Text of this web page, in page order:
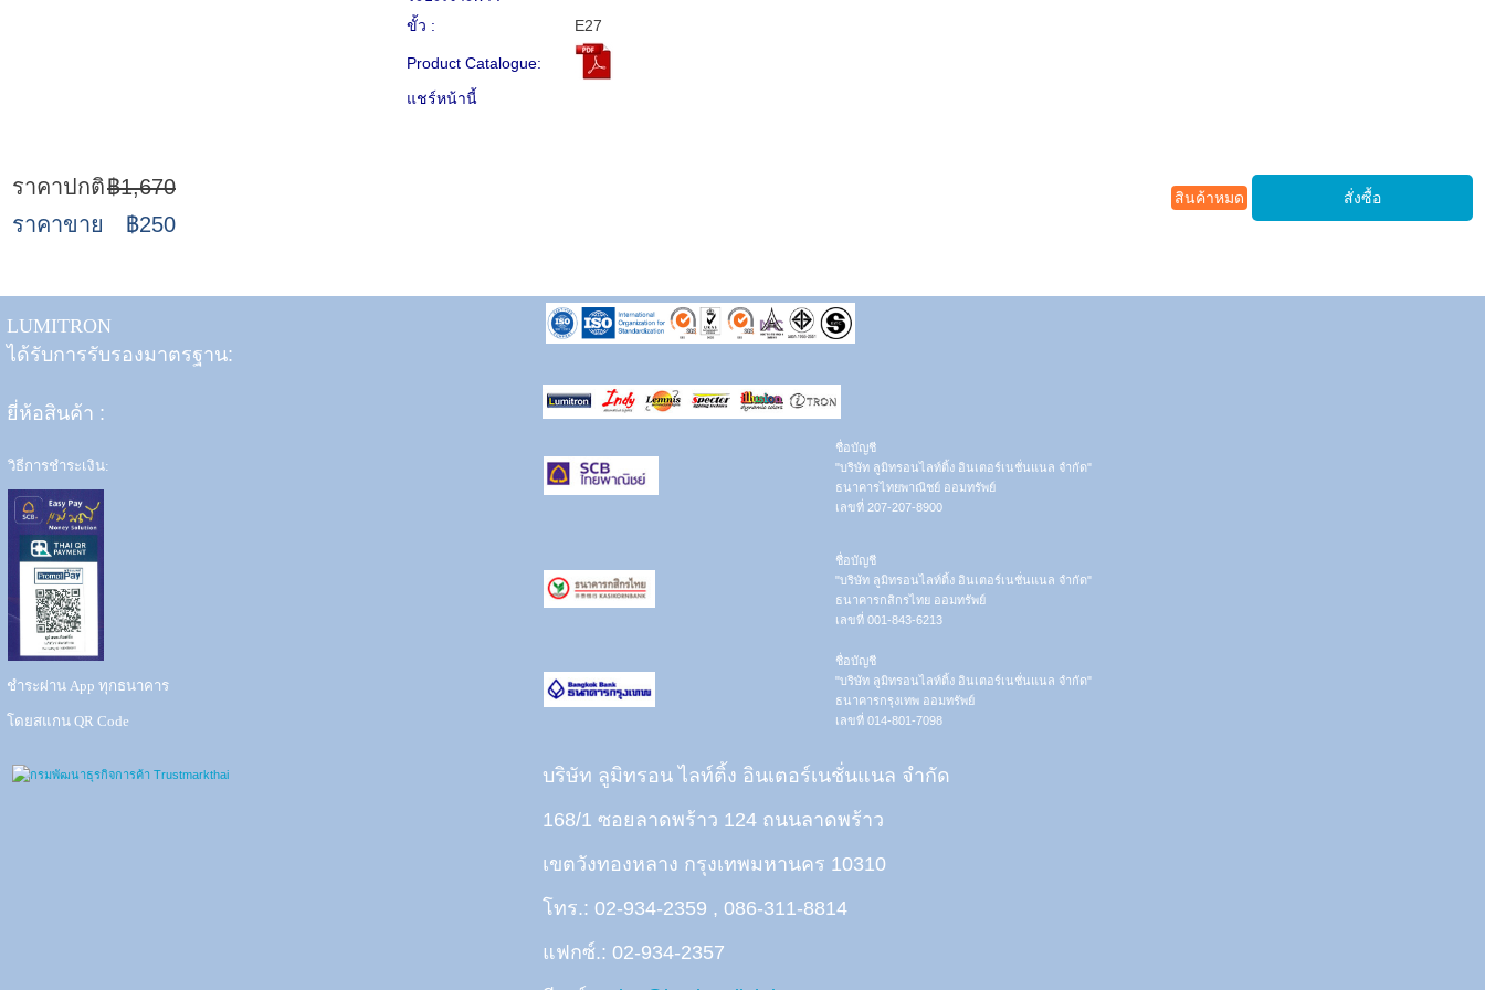
ขั้ว :
E27
Product Catalogue:
แชร์หน้านี้
ราคาปกติ฿1,670
ราคาขาย
฿250
สินค้าหมด
LUMITRON
ได้รับการรับรองมาตรฐาน:
ยี่ห้อสินค้า :
วิธีการชำระเงิน:
ชำระผ่าน App ทุกธนาคาร
โดยสแกน QR Code
ชื่อบัญชี
"บริษัท ลูมิทรอนไลท์ติ้ง อินเตอร์เนชั่นแนล จำกัด"
ธนาคารไทยพาณิชย์ ออมทรัพย์
เลขที่ 207-207-8900
ชื่อบัญชี
"บริษัท ลูมิทรอนไลท์ติ้ง อินเตอร์เนชั่นแนล จำกัด"
ธนาคารกสิกรไทย ออมทรัพย์
เลขที่ 001-843-6213
ชื่อบัญชี
"บริษัท ลูมิทรอนไลท์ติ้ง อินเตอร์เนชั่นแนล จำกัด"
ธนาคารกรุงเทพ ออมทรัพย์
เลขที่ 014-801-7098
บริษัท ลูมิทรอน ไลท์ติ้ง อินเตอร์เนชั่นแนล จำกัด
168/1 ซอยลาดพร้าว 124 ถนนลาดพร้าว
เขตวังทองหลาง กรุงเทพมหานคร 10310
โทร.: 02-934-2359 , 086-311-8814
แฟกซ์.: 02-934-2357